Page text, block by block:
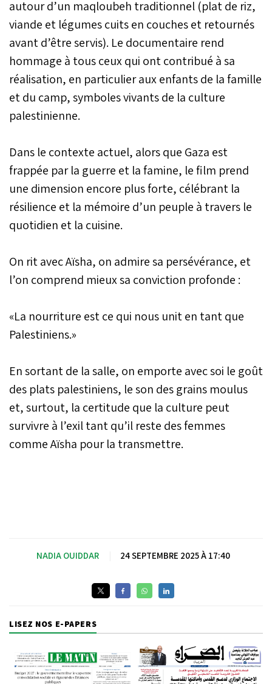
autour d’un maqloubeh traditionnel (plat de riz,
viande et légumes cuits en couches et retournés
avant d’être servis). Le documentaire rend
hommage à tous ceux qui ont contribué à sa
réalisation, en particulier aux enfants de la famille
et du camp, symboles vivants de la culture
palestinienne.
Dans le contexte actuel, alors que Gaza est
frappée par la guerre et la famine, le film prend
une dimension encore plus forte, célébrant la
résilience et la mémoire d’un peuple à travers le
quotidien et la cuisine.
On rit avec Aïsha, on admire sa persévérance, et
l’on comprend mieux sa conviction profonde :
«La nourriture est ce qui nous unit en tant que
Palestiniens.»
En sortant de la salle, on emporte avec soi le goût
des plats palestiniens, le son des grains moulus
et, surtout, la certitude que la culture peut
survivre à l’exil tant qu’il reste des femmes
comme Aïsha pour la transmettre.
NADIA OUIDDAR 24 SEPTEMBRE 2025 À 17:40
LISEZ NOS E-PAPERS